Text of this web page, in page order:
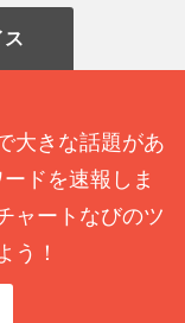
ス
大きな話題があ
ドを速報しま
ャートなびのツ
う！